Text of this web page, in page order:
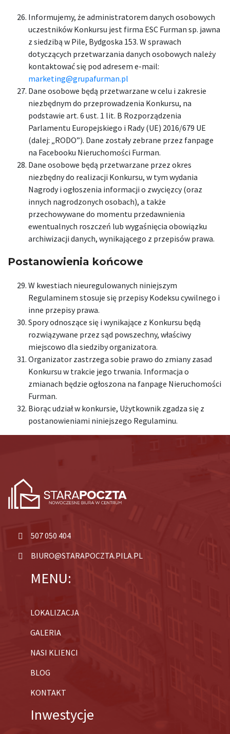
Informujemy, że administratorem danych osobowych
uczestników Konkursu jest firma ESC Furman sp. jawna
z siedzibą w Pile, Bydgoska 153. W sprawach
dotyczących przetwarzania danych osobowych należy
kontaktować się pod adresem e-mail:
marketing@grupafurman.pl
Dane osobowe będą przetwarzane w celu i zakresie
niezbędnym do przeprowadzenia Konkursu, na
podstawie art. 6 ust. 1 lit. B Rozporządzenia
Parlamentu Europejskiego i Rady (UE) 2016/679 UE
(dalej: „RODO”). Dane zostały zebrane przez fanpage
na Facebooku Nieruchomości Furman.
Dane osobowe będą przetwarzane przez okres
niezbędny do realizacji Konkursu, w tym wydania
Nagrody i ogłoszenia informacji o zwycięzcy (oraz
innych nagrodzonych osobach), a także
przechowywane do momentu przedawnienia
ewentualnych roszczeń lub wygaśnięcia obowiązku
archiwizacji danych, wynikającego z przepisów prawa.
Postanowienia końcowe
W kwestiach nieuregulowanych niniejszym
Regulaminem stosuje się przepisy Kodeksu cywilnego i
inne przepisy prawa.
Spory odnoszące się i wynikające z Konkursu będą
rozwiązywane przez sąd powszechny, właściwy
miejscowo dla siedziby organizatora.
Organizator zastrzega sobie prawo do zmiany zasad
Konkursu w trakcie jego trwania. Informacja o
zmianach będzie ogłoszona na fanpage Nieruchomości
Furman.
Biorąc udział w konkursie, Użytkownik zgadza się z
postanowieniami niniejszego Regulaminu.
507 050 404
BIURO@STARAPOCZTA.PILA.PL
MENU:
LOKALIZACJA
GALERIA
NASI KLIENCI
BLOG
KONTAKT
Inwestycje